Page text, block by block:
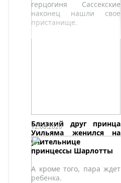
герцогиня Сассекские
наконец нашли свое
пристанище.
Близкий друг принца
Уильяма женился на
учительнице
принцессы Шарлотты
А кроме того, пара ждет
ребенка.
12.08.2020